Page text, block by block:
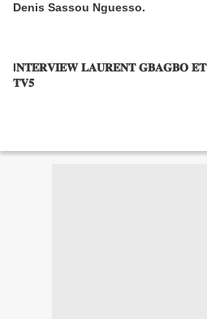
Denis Sassou Nguesso.
I𝐍𝐓𝐄𝐑𝐕𝐈𝐄𝐖 𝐋𝐀𝐔𝐑𝐄𝐍𝐓 𝐆𝐁𝐀𝐆𝐁𝐎 𝐄𝐓
𝐓𝐕𝟓